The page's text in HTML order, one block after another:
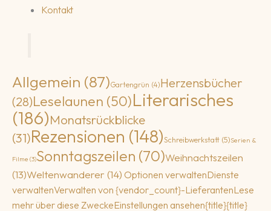
Kontakt
Allgemein (87)Gartengrün (4)Herzensbücher
(28)Leselaunen (50)Literarisches
(186)Monatsrückblicke
(31)Rezensionen (148)Schreibwerkstatt (5)Serien &
Filme (3)Sonntagszeilen (70)Weihnachtszeilen
(13)Weltenwanderer (14) Optionen verwaltenDienste
verwaltenVerwalten von {vendor_count}-LieferantenLese
mehr über diese ZweckeEinstellungen ansehen{title}{title}